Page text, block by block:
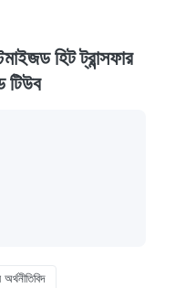
হিট ট্রান্সফার
টিউব